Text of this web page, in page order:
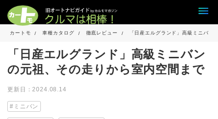
カートモ 車種カタログ 徹底レビュー 「日産エルグランド」高級ミニバン
「日産エルグランド」高級ミニバン
の元祖、その走りから室内空間まで
更新日：2024.08.14
ミニバン